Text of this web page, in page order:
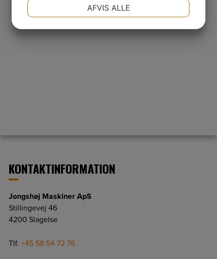
Lørdag
kl. 9.00 – kl. 13.00
KONTAKTINFORMATION
Jongshøj Maskiner ApS
Stillingevej 46
4200 Slagelse
Tlf. +45 58 54 72 76
AFVIS ALLE